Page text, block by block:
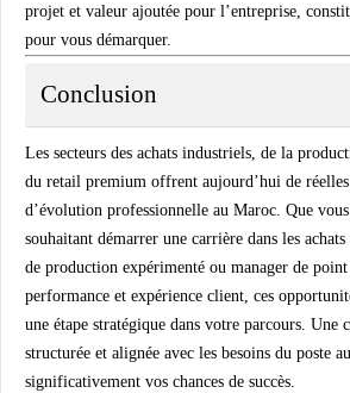
projet et valeur ajoutée pour l’entreprise,
pour vous démarquer.
Conclusion
Les secteurs des achats industriels, de la
du retail premium offrent aujourd’hui de
d’évolution professionnelle au Maroc. Que
souhaitant démarrer une carrière dans les
de production expérimenté ou manager de
performance et expérience client, ces
une étape stratégique dans votre parcours. Une
structurée et alignée avec les besoins du poste
significativement vos chances de succès.